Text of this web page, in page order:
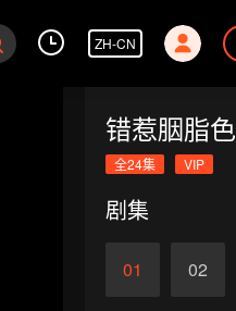
ZH-CN
错惹胭脂色
全24集 VIP
剧集
01 02